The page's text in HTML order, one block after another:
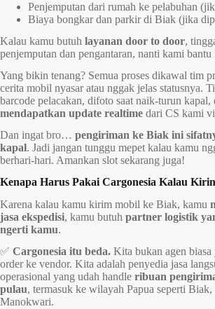
Penjemputan dari rumah ke pelabuhan
Biaya bongkar dan parkir di Biak (jika
Kalau kamu butuh layanan door to door,
penjemputan dan pengantaran, nanti kami
Yang bikin tenang? Semua proses dikawal tim
cerita mobil nyasar atau nggak jelas statusnya.
barcode pelacakan, difoto saat naik-turun kapal,
mendapatkan update realtime dari CS kami
Dan ingat bro… pengiriman ke Biak ini
kapal. Jadi jangan tunggu mepet kalau kamu
berhari-hari. Amankan slot sekarang juga!
Kenapa Harus Pakai Cargonesia Kalau
Karena kalau kamu kirim mobil ke Biak, kamu
jasa ekspedisi, kamu butuh partner logistik
ngerti kamu.
✅ Cargonesia itu beda. Kita bukan agen
order ke vendor. Kita adalah penyedia jasa
operasional yang udah handle ribuan
pulau, termasuk ke wilayah Papua seperti Biak,
Manokwari.